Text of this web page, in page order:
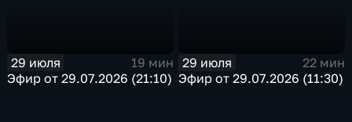
29 июля
19 мин
Эфир от 29.07.2026 (21:10)
29 июля
22 мин
Эфир от 29.07.2026 (11:30)